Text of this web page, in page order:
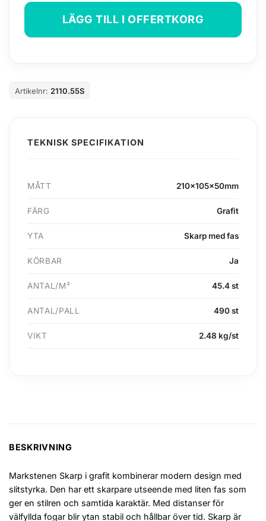
LÄGG TILL I OFFERTKORG
Artikelnr: 2110.55S
TEKNISK SPECIFIKATION
MÅTT 210x105x50mm
FÄRG Grafit
YTA Skarp med fas
KÖRBAR Ja
ANTAL/M² 45.4 st
ANTAL/PALL 490 st
VIKT 2.48 kg/st
BESKRIVNING
Markstenen Skarp i grafit kombinerar modern design med
slitstyrka. Den har ett skarpare utseende med liten fas som
ger en stilren och samtida karaktär. Med distanser för
välfyllda fogar blir ytan stabil och hållbar över tid. Skarp är